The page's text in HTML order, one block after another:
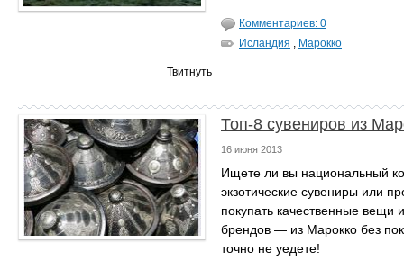
Комментариев: 0
Исландия , Марокко
Твитнуть
Топ-8 сувениров из
16 июня 2013
Ищете ли вы национальный
экзотические сувениры или
покупать качественные вещи
брендов ― из Марокко без
точно не уедете!